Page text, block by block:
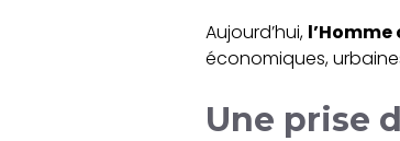
Aujourd’hui,
économiques,
Une prise